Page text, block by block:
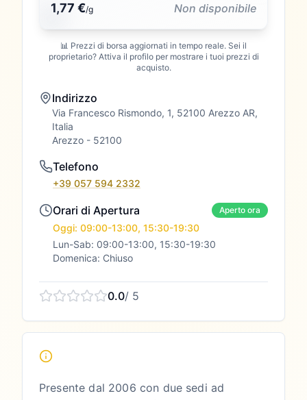
1,77 €/g Non disponibile
📊 Prezzi di borsa aggiornati in tempo reale. Sei il
proprietario? Attiva il profilo per mostrare i tuoi prezzi di
acquisto.
Indirizzo
Via Francesco Rismondo, 1, 52100 Arezzo AR,
Italia
Arezzo- 52100
Telefono
+39 057 594 2332
Orari di Apertura Aperto ora
Oggi: 09:00-13:00, 15:30-19:30
Lun-Sab: 09:00-13:00, 15:30-19:30
Domenica: Chiuso
0.0/ 5
Presente dal 2006 con due sedi ad